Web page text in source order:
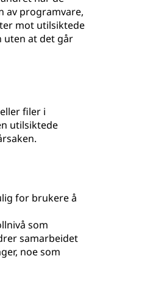
av programvare,
mot utilsiktede
at det går
filer i
utilsiktede
for brukere å
som
samarbeidet
noe som